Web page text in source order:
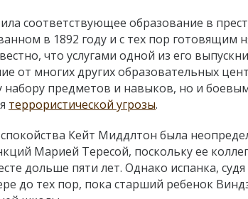
соответствующее образование в
в 1892 году и с тех пор готовящим
что услугами одной из его
от многих других образовательных
набору предметов и навыков, но и
террористической угрозы.
Кейт Миддлтон была
Марией Тересой, поскольку ее
дольше пяти лет. Однако испанка,
до тех пор, пока старший ребенок